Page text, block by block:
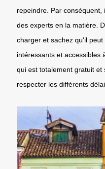
repeindre. Par
des experts en la matière.
charger et sachez qu'il
intéressants et accessibles
qui est totalement gratuit
respecter les différents